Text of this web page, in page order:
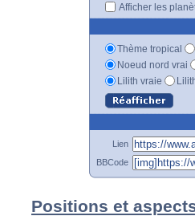
Afficher les
Thème tropical
Noeud nord vrai
Lilith vraie
Lien
BBCode
Positions et